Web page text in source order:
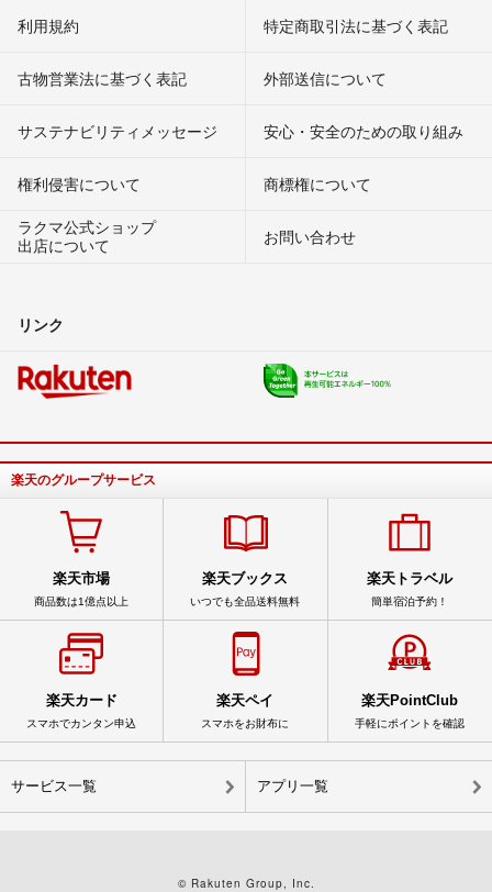
利用規約 特定商取引法に基づく表記
古物営業法に基づく表記 外部送信について
サステナビリティメッセージ 安心・安全のための取り組み
権利侵害について
商標権について
ラクマ公式ショップ
出店について
お問い合わせ
リンク
楽天のグループサービス
楽天市場
商品数は1億点以上
楽天ブックス
いつでも全品送料無料
楽天トラベル
簡単宿泊予約！
楽天カード
スマホでカンタン申込
楽天ペイ
スマホをお財布に
楽天PointClub
手軽にポイントを確認
サービス一覧 アプリ一覧
© Rakuten Group, Inc.